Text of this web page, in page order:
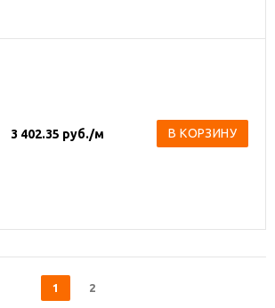
3 402.35 руб./м В КОРЗИНУ
1 2